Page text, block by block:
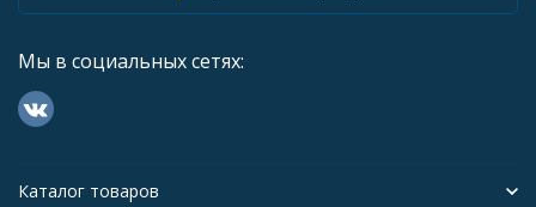
Мы в социальных сетях:
Каталог товаров